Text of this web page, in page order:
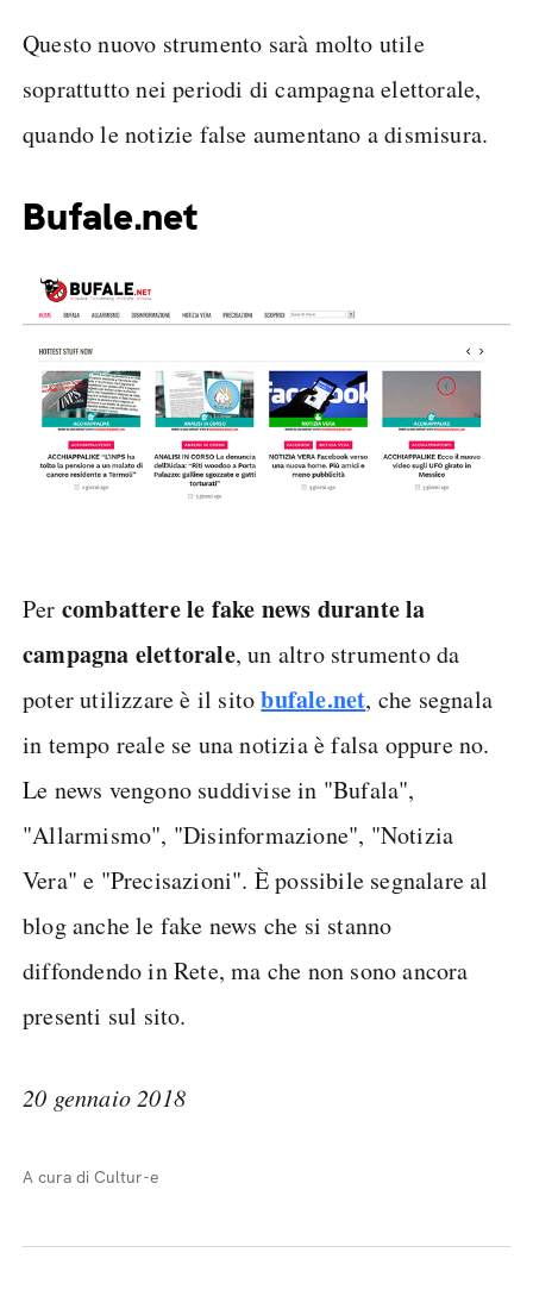
Questo nuovo strumento sarà molto utile
soprattutto nei periodi di campagna elettorale,
quando le notizie false aumentano a dismisura.
Bufale.net
Per combattere le fake news durante la
campagna elettorale, un altro strumento da
poter utilizzare è il sitobufale.net, che segnala
in tempo reale se una notizia è falsa oppure no.
Le news vengono suddivise in "Bufala",
"Allarmismo", "Disinformazione", "Notizia
Vera" e "Precisazioni". È possibile segnalare al
blog anche le fake news che si stanno
diffondendo in Rete, ma che non sono ancora
presenti sul sito.
20 gennaio 2018
A cura di Cultur-e